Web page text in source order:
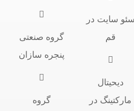
سئو سایت در
قم
دیحیتال
مارکتینگ در
گروه صنعتی
پنجره سازان
گروه